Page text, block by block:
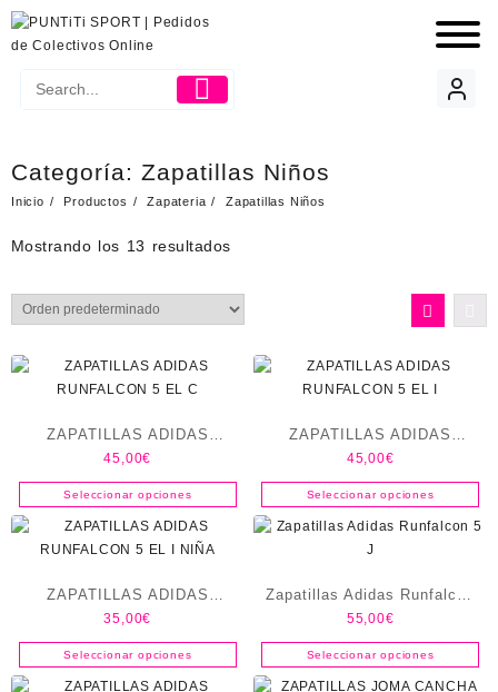
Categoría: Zapatillas Niños
Inicio Productos Zapateria Zapatillas Niños
Mostrando los 13 resultados
ZAPATILLAS ADIDAS
RUNFALCON 5 EL C
45,00€
Seleccionar opciones
ZAPATILLAS ADIDAS
RUNFALCON 5 EL I
45,00€
Seleccionar opciones
ZAPATILLAS ADIDAS
RUNFALCON 5 EL I NIÑA
35,00€
Seleccionar opciones
Zapatillas Adidas Runfalcon
5 J
55,00€
Seleccionar opciones